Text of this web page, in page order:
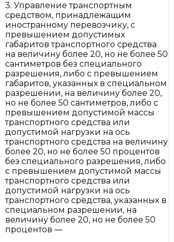
3. Управление транспортным
средством, принадлежащим
иностранному перевозчику, с
превышением допустимых
габаритов транспортного средства
на величину более 20, но не более 50
сантиметров без специального
разрешения, либо с превышением
габаритов, указанных в специальном
разрешении, на величину более 20,
но не более 50 сантиметров, либо с
превышением допустимой массы
транспортного средства или
допустимой нагрузки на ось
транспортного средства на величину
более 20, но не более 50 процентов
без специального разрешения, либо
с превышением допустимой массы
транспортного средства или
допустимой нагрузки на ось
транспортного средства, указанных в
специальном разрешении, на
величину более 20, но не более 50
процентов —